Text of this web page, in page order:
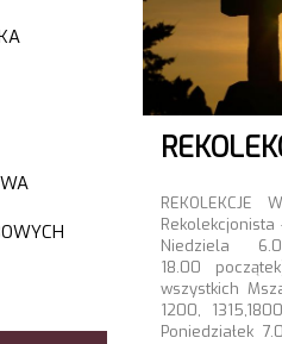
REKOLEKCJE
Rekolekcjonista
Niedziela
18.00
wszystkich
1200,
Poniedziałek